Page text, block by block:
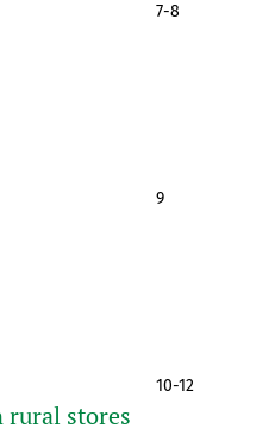
7-8
9
10-12
rural stores